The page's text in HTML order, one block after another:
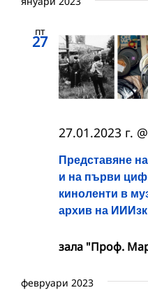
пт
27
Представяне
и на първи
киноленти в
архив на ИИИзк
27.01.2023 г.
зала "Проф.
февруари 2023